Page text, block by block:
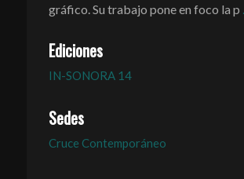
gráfico. Su trabajo pone en foco la p
Ediciones
IN-SONORA 14
Sedes
Cruce Contemporáneo